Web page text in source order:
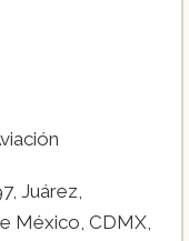
Juárez,
México, CDMX,